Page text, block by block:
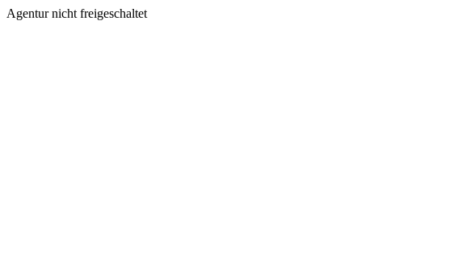
Agentur nicht freigeschaltet